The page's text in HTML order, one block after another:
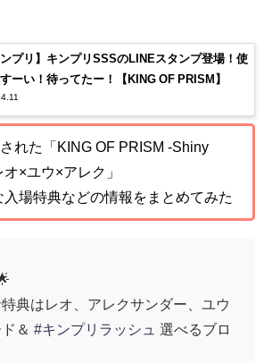
ンプリ】キンプリSSSのLINEスタンプ登場！使
ーい！待ってたー！【KING OF PRISM】
れた「KING OF PRISM -Shiny
×ユウ×アレク」
場特典などの情報をまとめてみた
典はレオ、アレクサンダー、ユウ
＆ #キンプリラッシュ 選べるブロ